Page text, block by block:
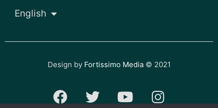
English
Design by Fortissimo Media© 2021
F
T
Y
I